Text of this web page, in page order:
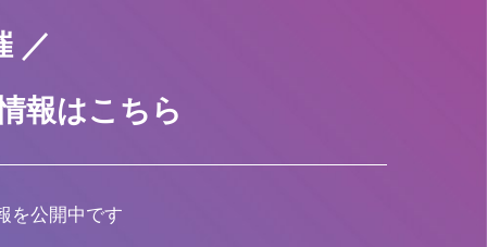
／
報はこちら
を公開中です